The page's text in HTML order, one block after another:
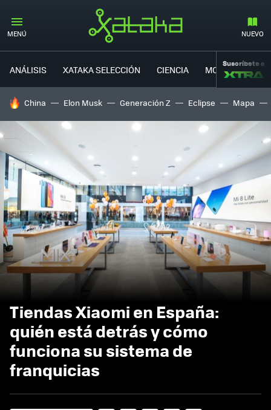
MENÚ NUEVO
ANÁLISIS XATAKA SELECCIÓN CIENCIA MOVILIDAD
Suscríbete a
HOY SE HABLA DE
China Elon Musk Generación Z Eclipse Mapa
Tiendas Xiaomi en España:
quién está detrás y cómo
funciona su sistema de
franquicias